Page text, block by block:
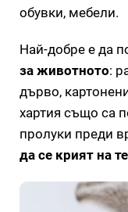
обувки, мебели.
Най-добре е да
за животното:
дърво,
хартия също са
пролуки преди
да се крият на